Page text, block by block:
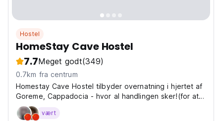
Hostel
HomeStay Cave Hostel
7.7Meget godt(349)
0.7km fra centrum
Homestay Cave Hostel tilbyder overnatning i hjertet af
Goreme, Cappadocia - hvor al handlingen sker!(for at
være ærlig er vi det bedste hostel i Tyrkiet)
Huleværelser, alle senge har natlys, stikkontakt, skabe
vært